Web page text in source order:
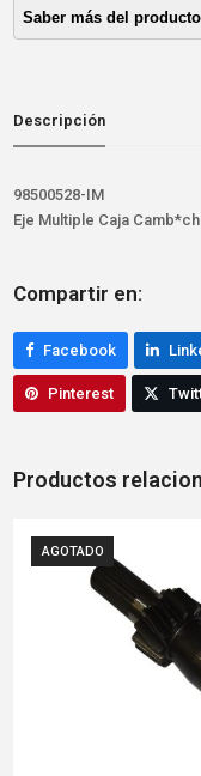
CAMB*CH
S10
2014/
(CAJA
cantidad
Descripción
98500528-IM
Eje Multiple Caja
Compartir en:
Facebook
Pinterest
Productos
AGOTADO